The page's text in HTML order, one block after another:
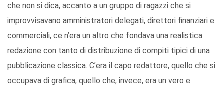
che non si dica, accanto a un gruppo di ragazzi che si
improvvisavano amministratori delegati, direttori finanziari e
commerciali, ce n’era un altro che fondava una realistica
redazione con tanto di distribuzione di compiti tipici di una
pubblicazione classica. C’era il capo redattore, quello che si
occupava di grafica, quello che, invece, era un vero e